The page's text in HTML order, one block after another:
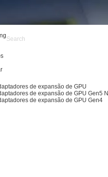
de expansão de GPU
de expansão de GPU Gen5
de expansão de GPU Gen4